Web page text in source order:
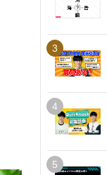
3
4
5